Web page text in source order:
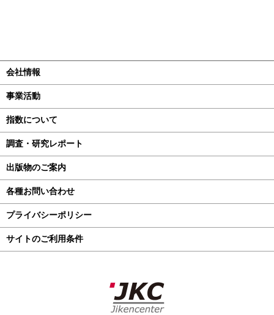
会社情報
事業活動
指数について
調査・研究レポート
出版物のご案内
各種お問い合わせ
プライバシーポリシー
サイトのご利用条件